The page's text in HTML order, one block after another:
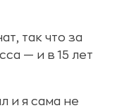
так что за
— и в 15 лет
и я сама не